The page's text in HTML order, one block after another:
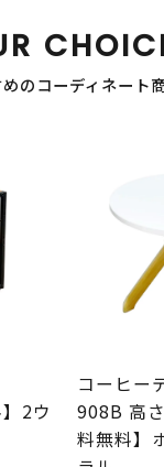
のコーディネート
2ウ
コーヒー
908B 高
料無料】